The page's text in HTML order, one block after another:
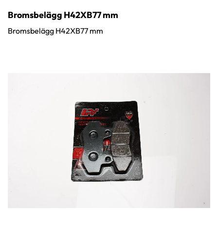
Bromsbelägg H42XB77 mm
Bromsbelägg H42XB77 mm